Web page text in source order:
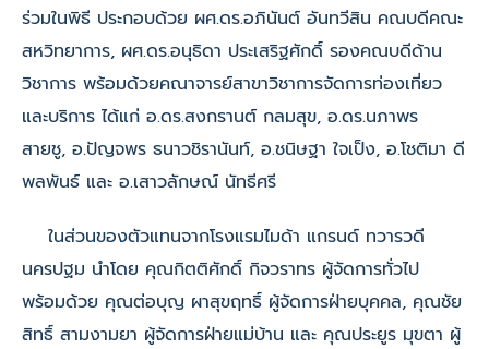
ร่วมในพิธี ประกอบด้วย ผศ.ดร.อภินันต์ อันทวีสิน คณบดีคณะ
สหวิทยาการ, ผศ.ดร.อนุธิดา ประเสริฐศักดิ์ รองคณบดีด้าน
วิชาการ พร้อมด้วยคณาจารย์สาขาวิชาการจัดการท่องเที่ยว
และบริการ ได้แก่ อ.ดร.สงกรานต์ กลมสุข, อ.ดร.นภาพร
สายชู, อ.ปัญจพร ธนาวชิรานันท์, อ.ชนิษฐา ใจเป็ง, อ.โชติมา ดี
พลพันธ์ และ อ.เสาวลักษณ์ นัทธีศรี
ในส่วนของตัวแทนจากโรงแรมไมด้า แกรนด์ ทวารวดี
นครปฐม นำโดย คุณกิตติศักดิ์ กิจวราทร ผู้จัดการทั่วไป
พร้อมด้วย คุณต่อบุญ ผาสุขฤทธิ์ ผู้จัดการฝ่ายบุคคล, คุณชัย
สิทธิ์ สามงามยา ผู้จัดการฝ่ายแม่บ้าน และ คุณประยูร มุขตา ผู้